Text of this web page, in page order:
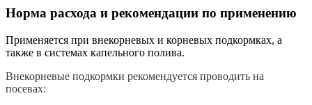
Норма расхода и рекомендации по применению
Применяется при внекорневых и корневых подкормках, а
также в системах капельного полива.
Внекорневые подкормки рекомендуется проводить на
посевах: